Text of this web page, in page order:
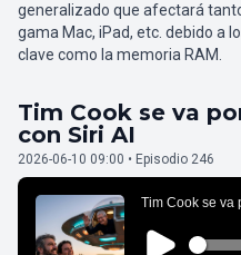
generalizado que afectará
gama Mac, iPad, etc. debido a
clave como la memoria RAM.
Tim Cook se va
con Siri AI
2026-06-10 09:00 • Episodio 246